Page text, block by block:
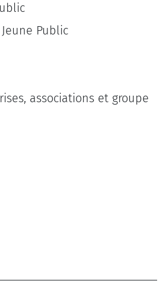
Public
associations et groupe